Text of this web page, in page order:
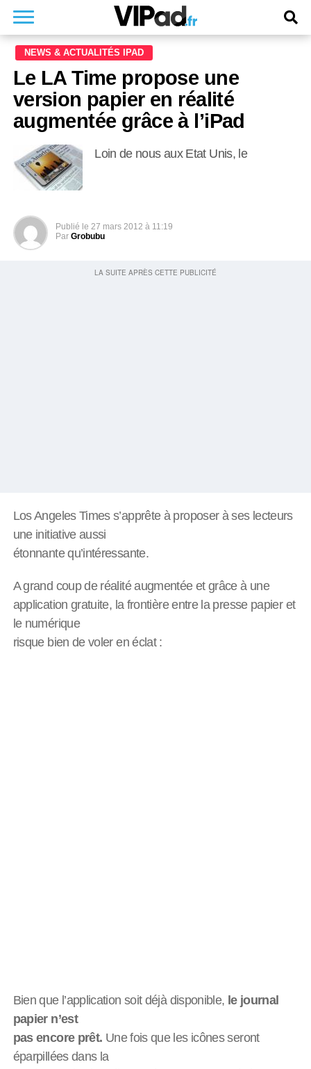
NEWS & ACTUALITÉS IPAD
Le LA Time propose une
version papier en réalité
augmentée grâce à l’iPad
Loin de nous aux Etat Unis, le
Publié le 27 mars 2012 à 11:19
Par Grobubu
Los Angeles Times s’apprête à proposer à ses lecteurs
une initiative aussi
étonnante qu’intéressante.
A grand coup de réalité augmentée et grâce à une
application gratuite, la frontière entre la presse papier et
le numérique
risque bien de voler en éclat :
Bien que l’application soit déjà disponible, le journal
papier n’est
pas encore prêt. Une fois que les icônes seront
éparpillées dans la